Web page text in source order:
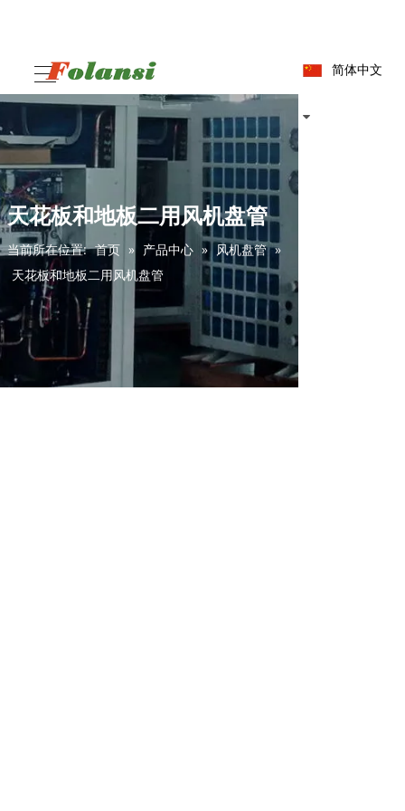
简体中文
天花板和地板二用风机盘管
当前所在位置: 首页 » 产品中心 » 风机盘管 »
天花板和地板二用风机盘管